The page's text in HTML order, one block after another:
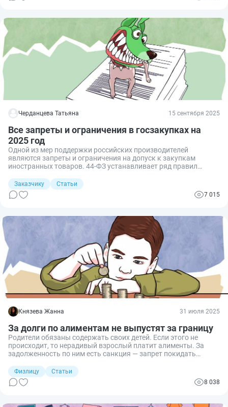
быть с корпоративными сим‑картами.
Черданцева Татьяна 15 сентября 2025
Все запреты и ограничения в госзакупках на
2025 год
Одной из мер поддержки российских производителей
являются запреты и ограничения на допуск к закупкам
иностранных товаров. 44-ФЗ устанавливает ряд правил
Действующим законодательством закреплен перечень
компаний из стран, запрещенных для участия по 44-ФЗ. К
таким странам относятся Германия, Венгрия,
Заказчику
Статьи
7 015
Князева Жанна 31 июля 2025
За долги по алиментам не выпустят за границу
Родители обязаны содержать своих детей. Если этого не
происходит, то нерадивый взрослый платит алименты. За
задолженность по ним есть санкция — запрет покидать
Физлицу
Статьи
8 038